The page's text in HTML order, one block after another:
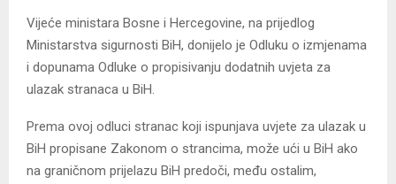
Vijeće ministara Bosne i Hercegovine, na prijedlog
Ministarstva sigurnosti BiH, donijelo je Odluku o izmjenama
i dopunama Odluke o propisivanju dodatnih uvjeta za
ulazak stranaca u BiH.
Prema ovoj odluci stranac koji ispunjava uvjete za ulazak u
BiH propisane Zakonom o strancima, može ući u BiH ako
na graničnom prijelazu BiH predoči, među ostalim,